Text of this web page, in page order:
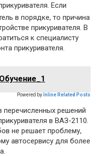
Если
в порядке, то причина
прикуривателя. В
к специалисту
прикуривателя.
Powered by Inline Related Posts
перечисленных решений
в ВАЗ-2110.
не решает проблему,
автосервису для более